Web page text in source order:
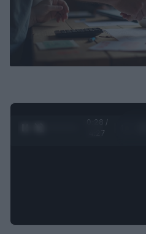
0:29 /
4:27